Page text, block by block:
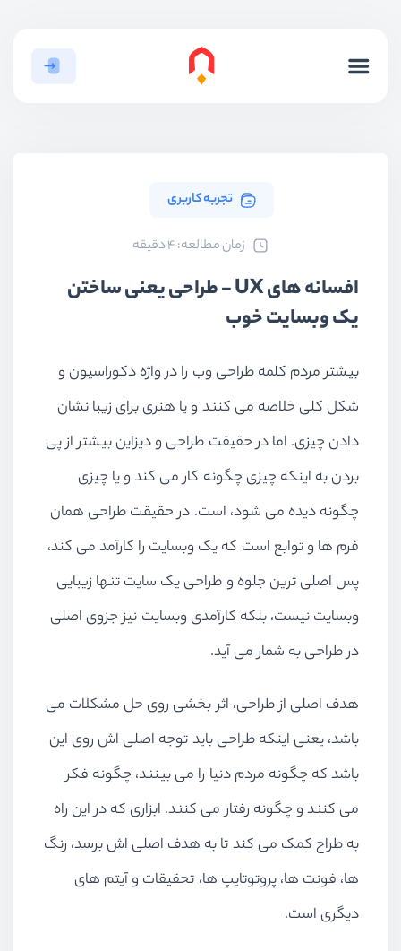
تجربه کاربری
ﺯﻣﺎﻥ ﻣﻄﺎﻟﻌﻪ: 4 دقیقه
افسانه های UX - طراحی یعنی ساختن
یک وبسایت خوب
بیشتر مردم کلمه طراحی وب را در واژه دکوراسیون و
شکل کلی خلاصه می کنند و یا هنری برای زیبا نشان
دادن چیزی. اما در حقیقت طراحی و دیزاین بیشتر از پی
بردن به اینکه چیزی چگونه کار می کند و یا چیزی
چگونه دیده می شود، است. در حقیقت طراحی همان
فرم ها و توابع است که یک وبسایت را کارآمد می کند،
پس اصلی ترین جلوه و طراحی یک سایت تنها زیبایی
وبسایت نیست، بلکه کارآمدی وبسایت نیز جزوی اصلی
در طراحی به شمار می آید.
هدف اصلی از طراحی، اثر بخشی روی حل مشکلات می
باشد، یعنی اینکه طراحی باید توجه اصلی اش روی این
باشد که چگونه مردم دنیا را می بینند، چگونه فکر
می کنند و چگونه رفتار می کنند. ابزاری که در این راه
به طراح کمک می کند تا به هدف اصلی اش برسد، رنگ
ها، فونت ها، پروتوتایپ ها، تحقیقات و آیتم های
دیگری است.